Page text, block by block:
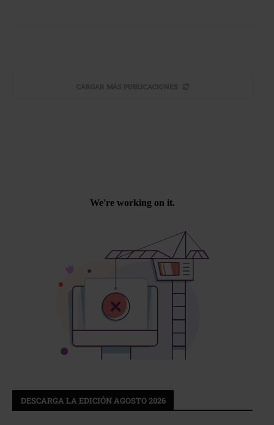
CARGAR MÁS PUBLICACIONES
DESCARGA LA EDICIÓN AGOSTO 2026